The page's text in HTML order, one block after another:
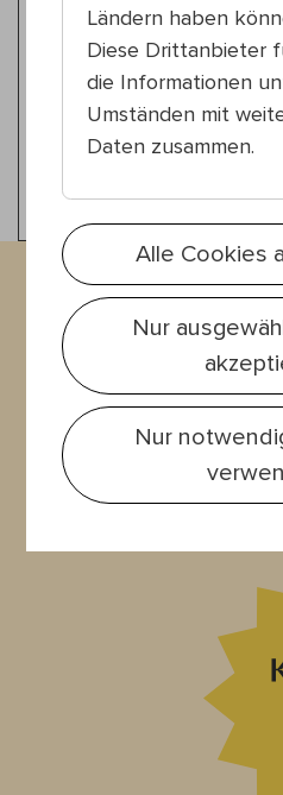
Literatur
18:30 — 19:30
22.,
Marianne
Melden Sie
unserem
Jetzt anmelden
Ländern haben
Diese Drittanbieter
die Informationen
Umständen mit
Daten zusammen.
Alle Cookies
Nur
Nur